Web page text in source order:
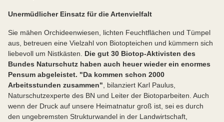
Unermüdlicher Einsatz für die Artenvielfalt
Sie mähen Orchideenwiesen, lichten Feuchtflächen und Tümpel
aus, betreuen eine Vielzahl von Biotopteichen und kümmern sich
liebevoll um Nistkästen. Die gut 30 Biotop-Aktivisten des
Bundes Naturschutz haben auch heuer wieder ein enormes
Pensum abgeleistet. "Da kommen schon 2000
Arbeitsstunden zusammen" , bilanziert Karl Paulus,
Naturschutzexperte des BN und Leiter der Biotoparbeiten. Auch
wenn der Druck auf unsere Heimatnatur groß ist, sei es durch
den ungebremsten Strukturwandel in der Landwirtschaft,